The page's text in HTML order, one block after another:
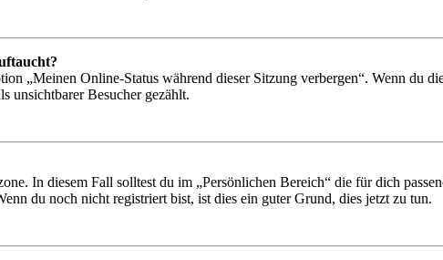
„Meinen Online-Status während dieser Sitzung verbergen“. Wenn du
unsichtbarer Besucher gezählt.
In diesem Fall solltest du im „Persönlichen Bereich“ die für dich
du noch nicht registriert bist, ist dies ein guter Grund, dies jetzt zu tun.